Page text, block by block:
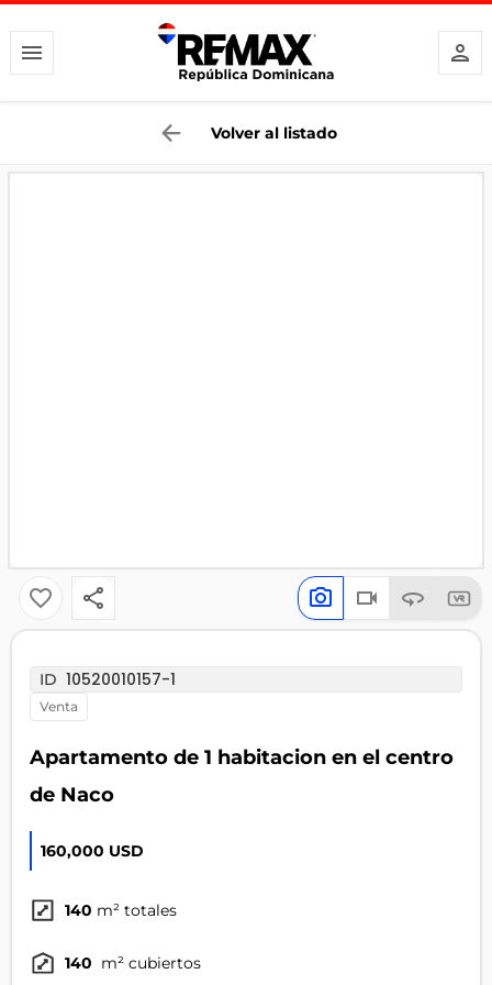
Volver al listado
ID 10520010157-1
venta
Apartamento de 1 habitacion en el centro
de Naco
160,000 USD
140 m² totales
140 m² cubiertos